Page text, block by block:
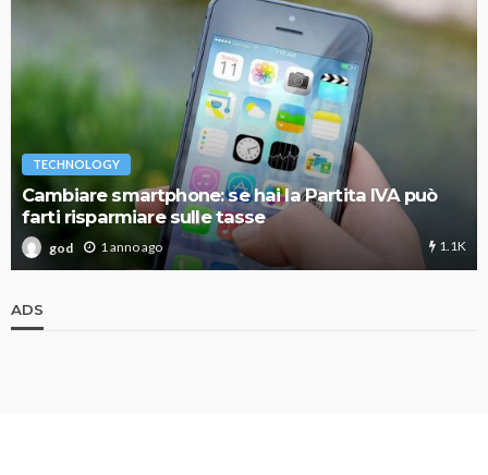
TECHNOLOGY
Cambiare smartphone: se hai la Partita IVA può
farti risparmiare sulle tasse
god 1 anno ago 1.1K
ADS